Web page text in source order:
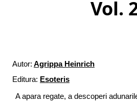
Vol.
Autor: Agrippa Heinrich
Editura: Esoteris
A apara regate, a descoperi